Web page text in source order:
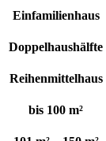
Einfamilienhaus
Doppelhaushälfte
Reihenmittelhaus
bis 100 m²